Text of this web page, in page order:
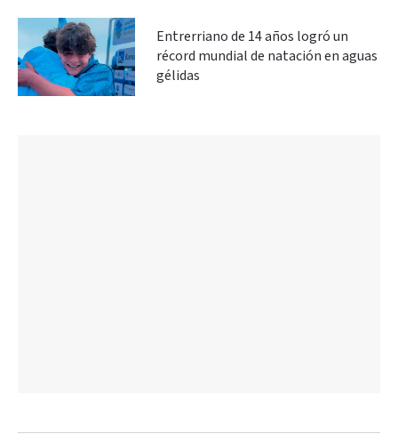
Entrerriano de 14 años logró un
récord mundial de natación en aguas
gélidas